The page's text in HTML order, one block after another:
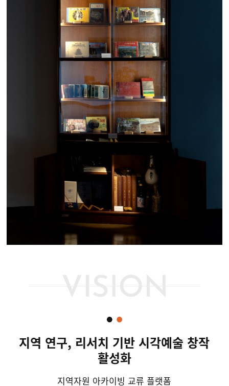
지역 연구, 리서치 기반 시각예술 창작
활성화
지역자원 아카이빙 교류 플랫폼